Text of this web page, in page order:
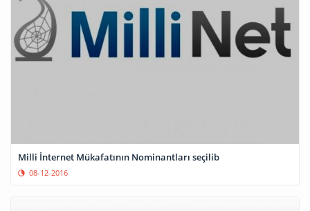
Milli İnternet Mükafatının Nominantları seçilib
08-12-2016